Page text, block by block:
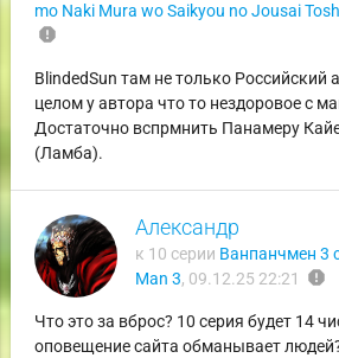
mo Naki Mura wo Saikyou no Jousai
report
BlindedSun там не только Российский
целом у автора что то нездоровое с
Достаточно вспрмнить Панамеру
(Ламба).
Александр
к 10 серии Ванпанчмен 3
Man 3, 09.12.25 22:21 report
Что это за вброс? 10 серия будет 14
оповещение сайта обманывает